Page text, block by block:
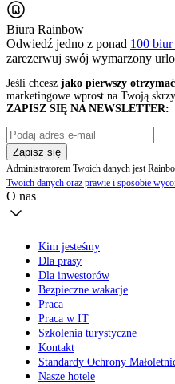
Biura Rainbow
Odwiedź jedno z ponad 100
zarezerwuj swój wymarzony
Jeśli chcesz jako pierwszy
marketingowe wprost na Twoją
ZAPISZ SIĘ NA NEWSLETTER:
Zapisz się
Administratorem Twoich danych jest
Twoich danych oraz prawie i sposobie
O nas
Kim jesteśmy
Dla prasy
Dla inwestorów
Bezpieczne wakacje
Praca
Praca w IT
Szkolenia turystyczne
Kontakt
Standardy Ochrony
Nasze hotele